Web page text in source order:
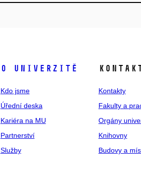
O univerzitě
Kdo jsme
Úřední deska
Kariéra na MU
Partnerství
Služby
Kontakty
Fakulty a
Orgány
Knihovny
Budovy a